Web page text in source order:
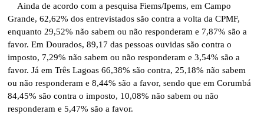
Ainda de acordo com a pesquisa Fiems/Ipems, em Campo
Grande, 62,62% dos entrevistados são contra a volta da CPMF,
enquanto 29,52% não sabem ou não responderam e 7,87% são a
favor. Em Dourados, 89,17 das pessoas ouvidas são contra o
imposto, 7,29% não sabem ou não responderam e 3,54% são a
favor. Já em Três Lagoas 66,38% são contra, 25,18% não sabem
ou não responderam e 8,44% são a favor, sendo que em Corumbá
84,45% são contra o imposto, 10,08% não sabem ou não
responderam e 5,47% são a favor.